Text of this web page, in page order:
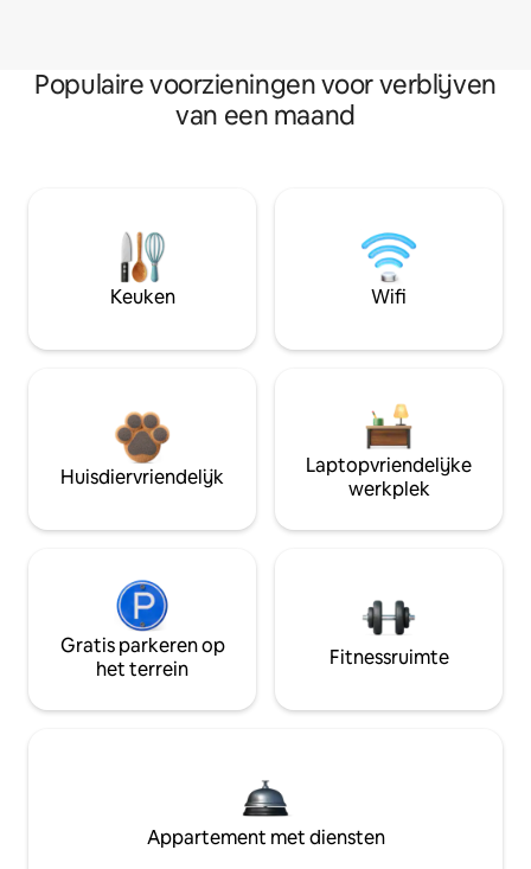
Populaire voorzieningen voor verblijven
van een maand
Keuken Wifi
Huisdiervriendelijk
Laptopvriendelijke
werkplek
Gratis parkeren op
het terrein
Fitnessruimte
Appartement met diensten